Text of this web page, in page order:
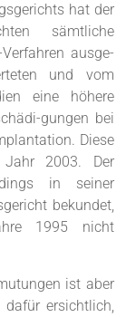
hat der
sämtliche
ausge-
und vom
eine höhere
gungen bei
Diese
2003. Der
in seiner
bekundet,
1995 nicht
ist aber
ersichtlich,